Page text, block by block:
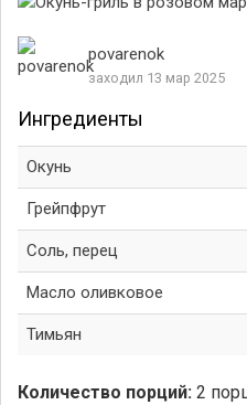
povarenok
заходил 13 мар 2025
Ингредиенты
Окунь
Грейпфрут
Соль, перец
Масло оливковое
Тимьян
Количество порций: 2